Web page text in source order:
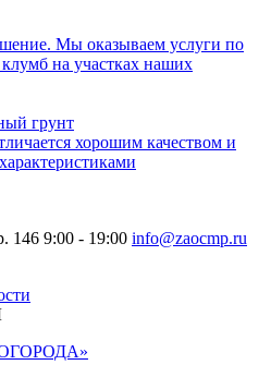
Мы оказываем услуги по
на участках наших
грунт
хорошим качеством и
146 9:00 - 19:00 info@zaocmp.ru